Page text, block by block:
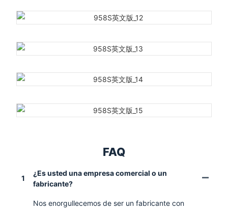
FAQ
1
¿Es usted una empresa comercial o un
fabricante?
Nos enorgullecemos de ser un fabricante con